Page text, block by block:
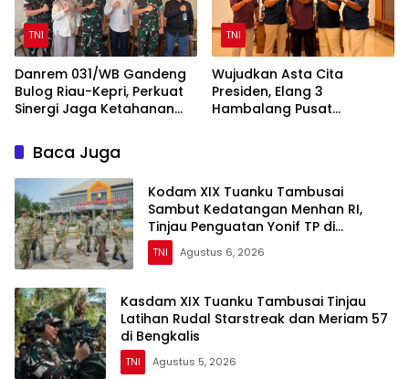
TNI
Danrem 031/WB Gandeng
Bulog Riau-Kepri, Perkuat
Sinergi Jaga Ketahanan
TNI
Wujudkan Asta Cita
Presiden, Elang 3
Hambalang Pusat
Baca Juga
Kodam XIX Tuanku Tambusai
Sambut Kedatangan Menhan RI,
Tinjau Penguatan Yonif TP di
Bengkalis dan Kampar
TNI Agustus 6, 2026
Kasdam XIX Tuanku Tambusai Tinjau
Latihan Rudal Starstreak dan Meriam 57
di Bengkalis
TNI Agustus 5, 2026